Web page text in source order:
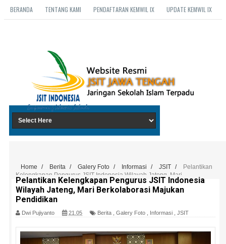
BERANDA TENTANG KAMI PENDAFTARAN KEMWIL IX UPDATE KEMWIL IX
Home / Berita / Galery Foto / Informasi / JSIT /
Pelantikan
Kelengkapan Pengurus JSIT Indonesia Wilayah Jateng, Mari
Berkolaborasi Majukan Pendidikan
Pelantikan Kelengkapan Pengurus JSIT Indonesia
Wilayah Jateng, Mari Berkolaborasi Majukan
Pendidikan
Dwi Pujiyanto 21.05 Berita Galery Foto Informasi JSIT